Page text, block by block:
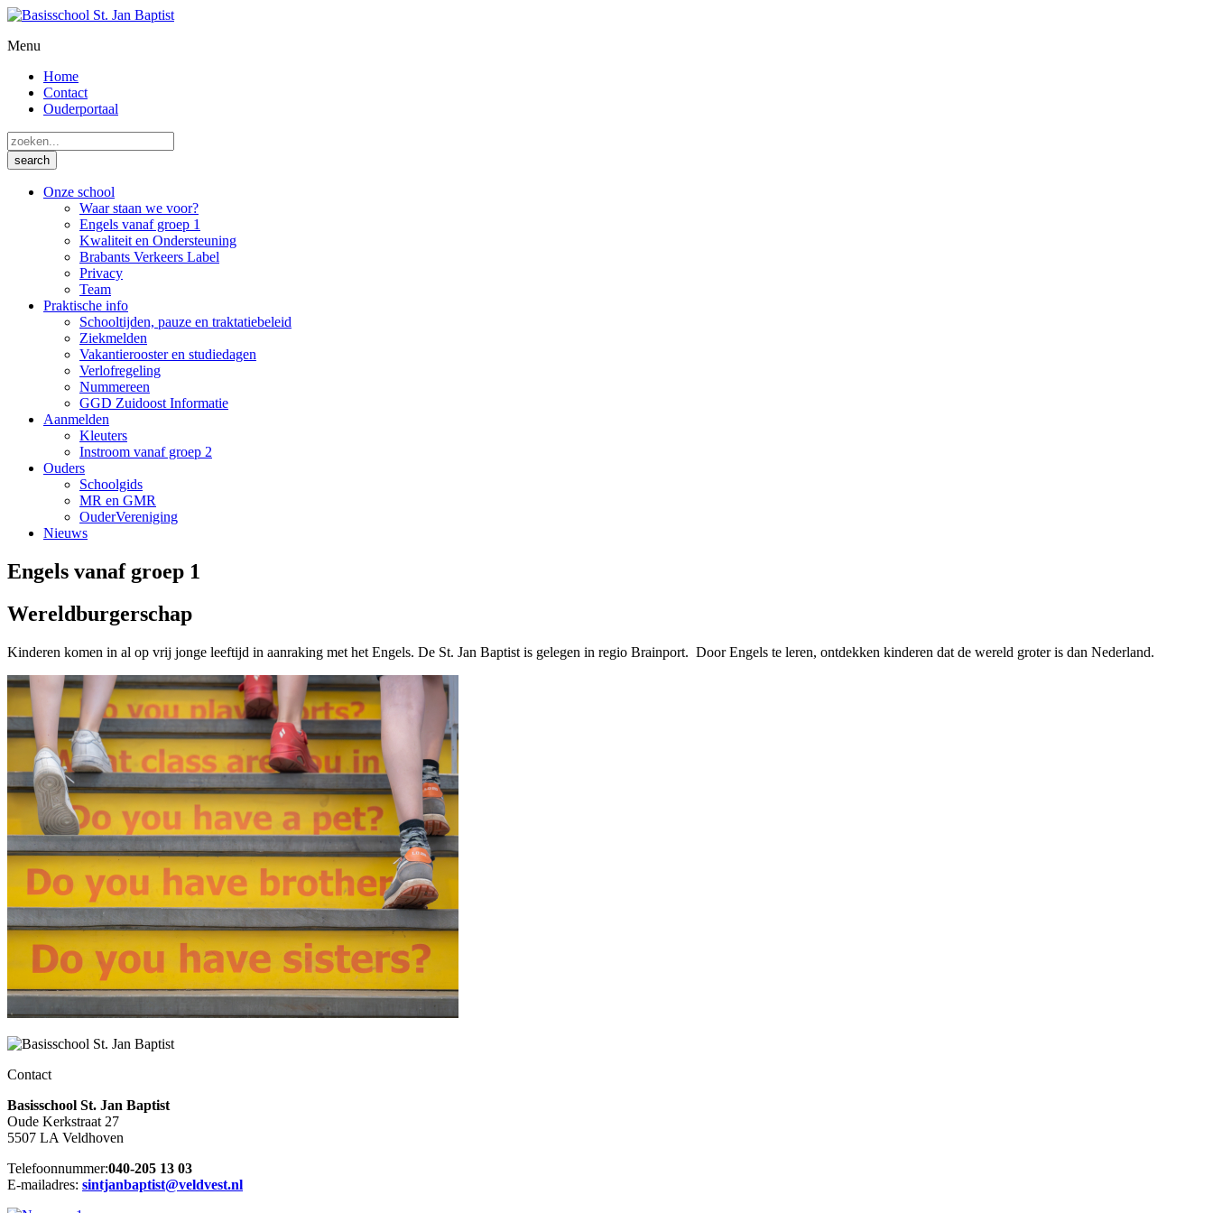
Menu
Home
Contact
Ouderportaal
Onze school
Waar staan we voor?
Engels vanaf groep 1
Kwaliteit en Ondersteuning
Brabants Verkeers Label
Privacy
Team
Praktische info
Schooltijden, pauze en traktatiebeleid
Ziekmelden
Vakantierooster en studiedagen
Verlofregeling
Nummereen
GGD Zuidoost Informatie
Aanmelden
Kleuters
Instroom vanaf groep 2
Ouders
Schoolgids
MR en GMR
OuderVereniging
Nieuws
Engels vanaf groep 1
Wereldburgerschap
Kinderen komen in al op vrij jonge leeftijd in aanraking met het Engels. De St. Jan Baptist is gelegen in regio Brainport. Door Engels te leren, ontdekken kinderen dat de wereld groter is dan Nederland.
Contact
Basisschool St. Jan Baptist
Oude Kerkstraat 27
5507 LA Veldhoven
Telefoonnummer:040-205 13 03
E-mailadres: sintjanbaptist@veldvest.nl